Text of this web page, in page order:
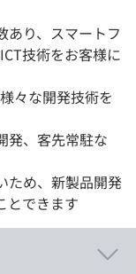
り、スマートフ
技術をお客様に
々な開発技術を
発、客先常駐な
ため、新製品開発
とできます